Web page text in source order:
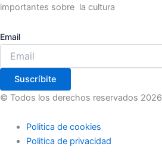
importantes sobre la cultura
Email
Suscríbite
© Todos los derechos reservados 2026
Politica de cookies
Politica de privacidad